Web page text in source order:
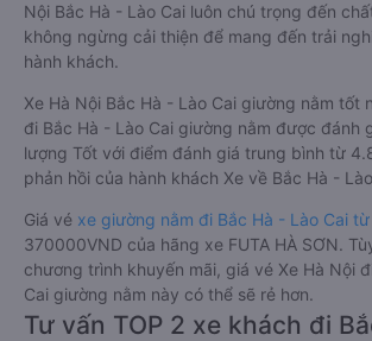
Nội Bắc Hà - Lào Cai luôn chú trọng đến
không ngừng cải thiện để mang đến trải
hành khách.
Xe Hà Nội Bắc Hà - Lào Cai giường nằm tốt
đi Bắc Hà - Lào Cai giường nằm được đánh
lượng Tốt với điểm đánh giá trung bình từ
phản hồi của hành khách Xe về Bắc Hà -
Giá vé xe giường nằm đi Bắc Hà - Lào Cai
370000VND của hãng xe FUTA HÀ SƠN.
chương trình khuyến mãi, giá vé Xe Hà Nội
Cai giường nằm này có thể sẽ rẻ hơn.
Tư vấn TOP 2 xe khách đi